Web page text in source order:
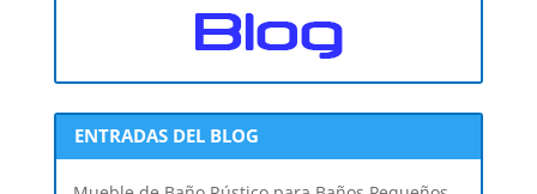
ENTRADAS DEL BLOG